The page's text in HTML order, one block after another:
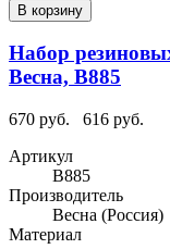
В корзину
Набор
Весна, В885
670 руб.
616 руб.
Артикул
В885
Производитель
Весна (Россия)
Материал